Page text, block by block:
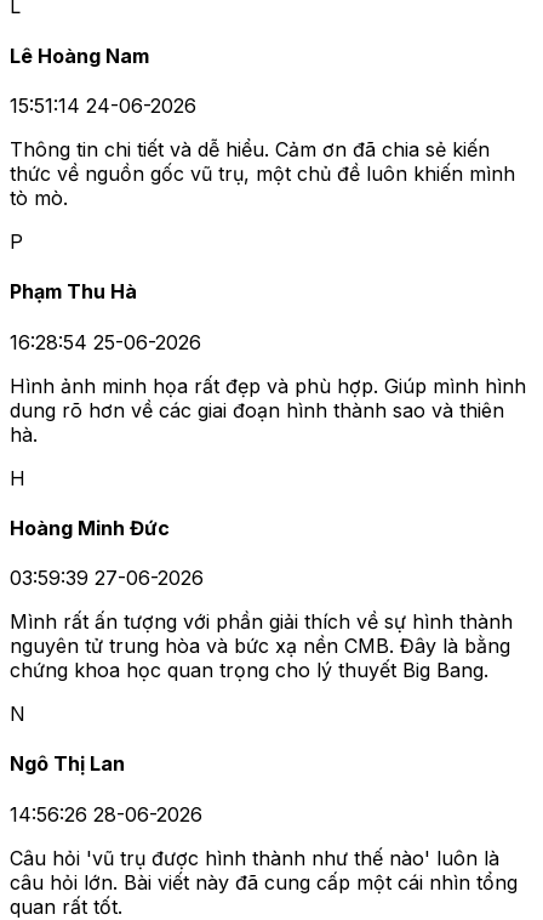
L
Lê Hoàng Nam
15:51:14 24-06-2026
Thông tin chi tiết và dễ hiểu. Cảm ơn đã chia sẻ kiến
thức về nguồn gốc vũ trụ, một chủ đề luôn khiến mình
tò mò.
P
Phạm Thu Hà
16:28:54 25-06-2026
Hình ảnh minh họa rất đẹp và phù hợp. Giúp mình hình
dung rõ hơn về các giai đoạn hình thành sao và thiên
hà.
H
Hoàng Minh Đức
03:59:39 27-06-2026
Mình rất ấn tượng với phần giải thích về sự hình thành
nguyên tử trung hòa và bức xạ nền CMB. Đây là bằng
chứng khoa học quan trọng cho lý thuyết Big Bang.
N
Ngô Thị Lan
14:56:26 28-06-2026
Câu hỏi 'vũ trụ được hình thành như thế nào' luôn là
câu hỏi lớn. Bài viết này đã cung cấp một cái nhìn tổng
quan rất tốt.